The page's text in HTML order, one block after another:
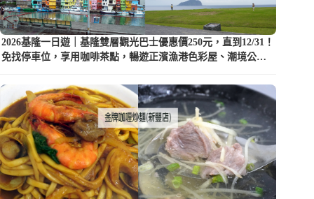
2026基隆一日遊｜基隆雙層觀光巴士優惠價250元，直到12/31！
免找停車位，享用咖啡茶點，暢遊正濱漁港色彩屋、潮境公園